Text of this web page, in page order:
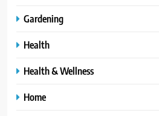
Gardening
Health
Health & Wellness
Home